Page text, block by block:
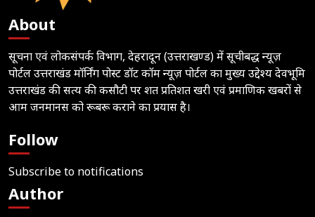
About
सूचना एवं लोकसंपर्क विभाग, देहरादून (उत्तराखण्ड) में सूचीबद्ध न्यूज़
पोर्टल उत्तराखंड मॉर्निंग पोस्ट डॉट कॉम न्यूज़ पोर्टल का मुख्य उद्देश्य देवभूमि
उत्तराखंड की सत्य की कसौटी पर शत प्रतिशत खरी एवं प्रमाणिक खबरों से
आम जनमानस को रूबरू कराने का प्रयास है।
Follow
Subscribe to notifications
Author